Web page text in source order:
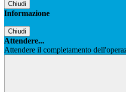
Chiudi
Informazione
Chiudi
Attendere...
Attendere il completamento